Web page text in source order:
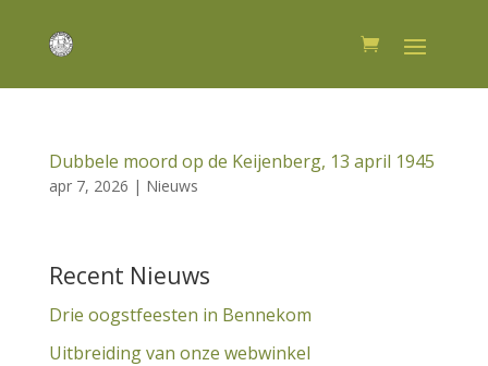
Dubbele moord op de Keijenberg, 13 april 1945
apr 7, 2026 | Nieuws
Recent Nieuws
Drie oogstfeesten in Bennekom
Uitbreiding van onze webwinkel